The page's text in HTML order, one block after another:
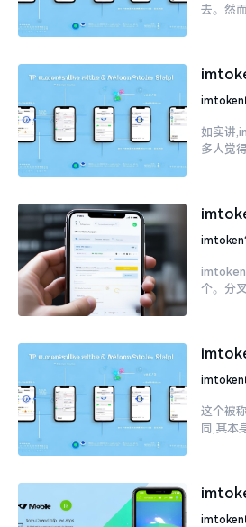
去。然
imtoken
如实讲
多人觉
imtoken
imtoken
个。分
imtoken
这个被
同,其本
imtoken